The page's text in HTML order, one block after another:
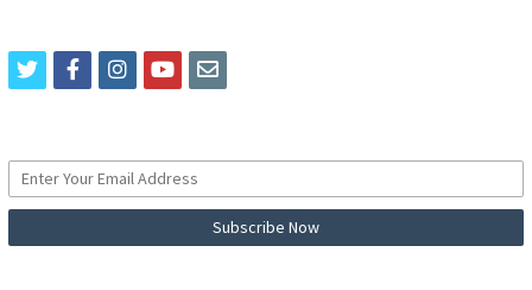
twitterfacebookinstagram
youtubeemail